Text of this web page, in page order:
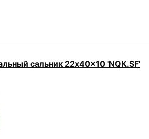
сальник 22x40x10 'NQK.SF'